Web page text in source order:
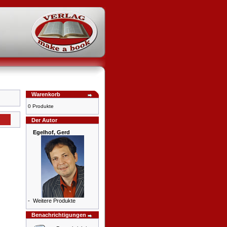
Warenkorb
0 Produkte
Der Autor
Egelhof, Gerd
- Weitere Produkte
Benachrichtigungen